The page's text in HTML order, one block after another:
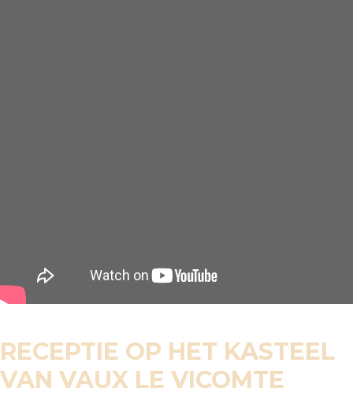
RECEPTIE OP HET KASTEEL
VAN VAUX LE VICOMTE